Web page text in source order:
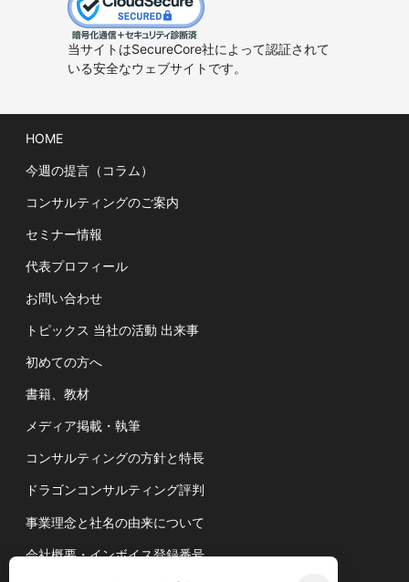
当サイトはSecureCore社によって認証されて
いる安全なウェブサイトです。
HOME
今週の提言（コラム）
コンサルティングのご案内
セミナー情報
代表プロフィール
お問い合わせ
トピックス 当社の活動 出来事
初めての方へ
書籍、教材
メディア掲載・執筆
コンサルティングの方針と特長
ドラゴンコンサルティング評判
事業理念と社名の由来について
会社概要・インボイス登録番号